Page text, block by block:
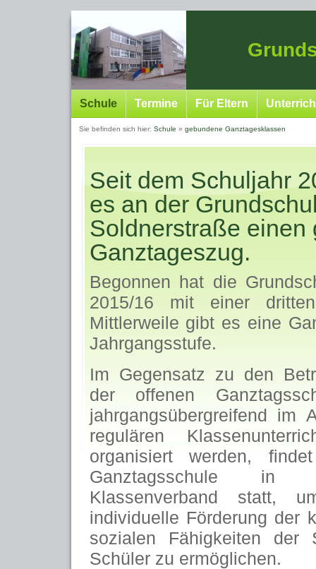
Schule Termine Für Eltern
Sie befinden sich hier: Schule » gebundene Ganztagesklassen
Seit dem Schuljahr
es an der
Soldnerstraße einen
Ganztageszug.
Begonnen hat die
2015/16 mit einer dritten
Mittlerweile gibt es eine
Jahrgangsstufe.
Im Gegensatz zu den
der offenen
jahrgangsübergreifend im
regulären
organisiert werden,
Ganztagsschule in
Klassenverband statt,
individuelle Förderung der
sozialen Fähigkeiten der
Schüler zu ermöglichen.